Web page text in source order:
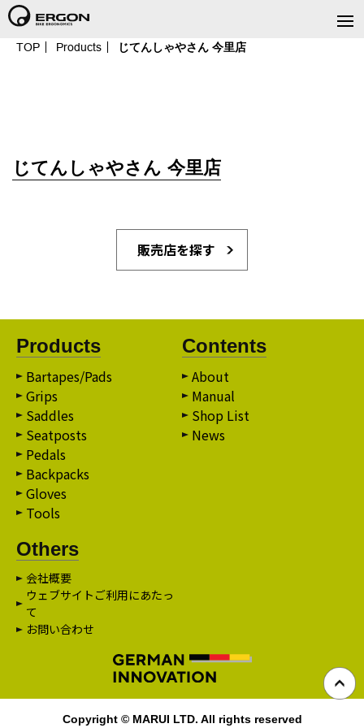
TOP Products じてんしゃやさん 今里店
じてんしゃやさん 今里店
販売店を探す
Products
Bartapes/Pads
Grips
Saddles
Seatposts
Pedals
Backpacks
Gloves
Tools
Contents
About
Manual
Shop List
News
Others
会社概要
ウェブサイトご利用にあたっ
て
お問い合わせ
Copyright © MARUI LTD. All rights reserved